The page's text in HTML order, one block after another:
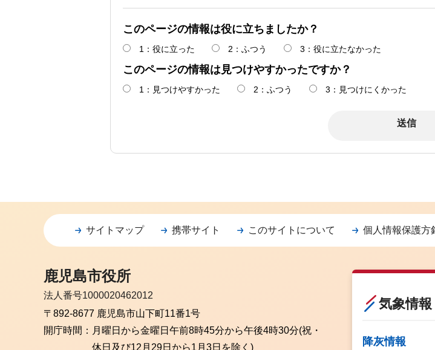
このページの情報は役に立ちましたか？
1：役に立った 2：ふつう 3：役に立たなかった
このページの情報は見つけやすかったですか？
1：見つけやすかった 2：ふつう 3：見つけにくかった
サイトマップ 携帯サイト このサイトについて 個人情報保護方
鹿児島市役所
法人番号1000020462012
〒892-8677 鹿児島市山下町11番1号
開庁時間： 月曜日から金曜日 午前8時45分から午後4時30分(祝・
休日及び12月29日から1月3日を除く)
気象情報
降灰情報